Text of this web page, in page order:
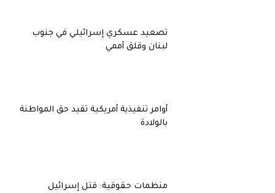
تصعيد عسكري إسرائيلي في جنوب
لبنان وقلق أممي
أوامر تنفيذية أمريكية تقيد حق المواطنة
بالولادة
منظمات حقوقية: قتل إسرائيل